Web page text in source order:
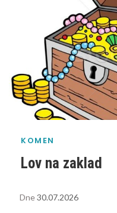
KOMEN
Lov na zaklad
Dne30.07.2026